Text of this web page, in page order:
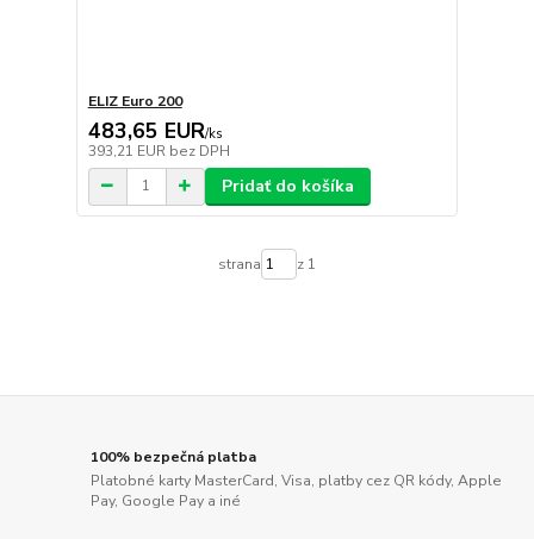
ELIZ Euro 200
483,65 EUR/ks
393,21 EUR bez DPH
Pridať do košíka
strana z 1
100% bezpečná platba
Platobné karty MasterCard, Visa, platby cez QR kódy, Apple
Pay, Google Pay a iné